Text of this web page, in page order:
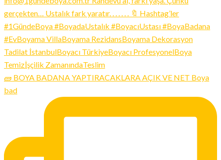
🧱 BOYA BADANA YAPTIRACAKLARA AÇIK VE NET Boya
bad